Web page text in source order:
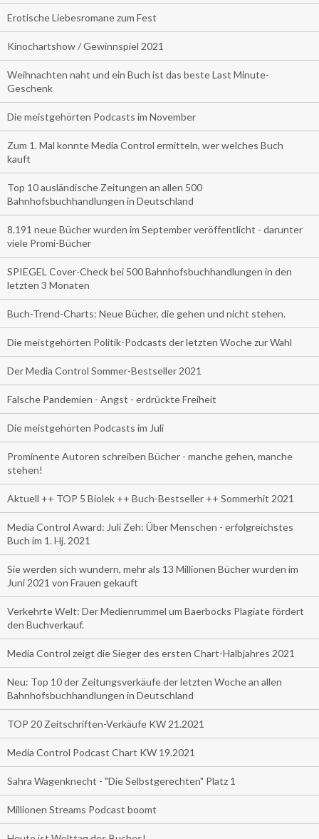
Erotische Liebesromane zum Fest
Kinochartshow / Gewinnspiel 2021
Weihnachten naht und ein Buch ist das beste Last Minute-
Geschenk
Die meistgehörten Podcasts im November
Zum 1. Mal konnte Media Control ermitteln, wer welches Buch
kauft
Top 10 ausländische Zeitungen an allen 500
Bahnhofsbuchhandlungen in Deutschland
8.191 neue Bücher wurden im September veröffentlicht - darunter
viele Promi-Bücher
SPIEGEL Cover-Check bei 500 Bahnhofsbuchhandlungen in den
letzten 3 Monaten
Buch-Trend-Charts: Neue Bücher, die gehen und nicht stehen.
Die meistgehörten Politik-Podcasts der letzten Woche zur Wahl
Der Media Control Sommer-Bestseller 2021
Falsche Pandemien - Angst - erdrückte Freiheit
Die meistgehörten Podcasts im Juli
Prominente Autoren schreiben Bücher - manche gehen, manche
stehen!
Aktuell ++ TOP 5 Biolek ++ Buch-Bestseller ++ Sommerhit 2021
Media Control Award: Juli Zeh: Über Menschen - erfolgreichstes
Buch im 1. Hj. 2021
Sie werden sich wundern, mehr als 13 Millionen Bücher wurden im
Juni 2021 von Frauen gekauft
Verkehrte Welt: Der Medienrummel um Baerbocks Plagiate fördert
den Buchverkauf.
Media Control zeigt die Sieger des ersten Chart-Halbjahres 2021
Neu: Top 10 der Zeitungsverkäufe der letzten Woche an allen
Bahnhofsbuchhandlungen in Deutschland
TOP 20 Zeitschriften-Verkäufe KW 21.2021
Media Control Podcast Chart KW 19.2021
Sahra Wagenknecht - "Die Selbstgerechten" Platz 1
Millionen Streams Podcast boomt